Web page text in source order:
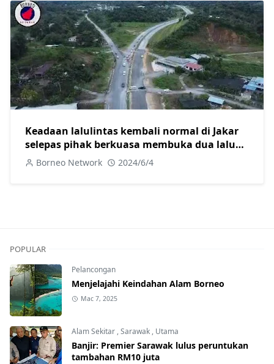
Keadaan lalulintas kembali normal di Jakar
selepas pihak berkuasa membuka dua laluan
di kawasan Pan Borneo berhampiran pekan
Borneo Network 2024/6/4
POPULAR
Pelancongan
Menjelajahi Keindahan Alam Borneo
Mac 7, 2025
Alam Sekitar ,Sarawak , Utama
Banjir: Premier Sarawak lulus peruntukan
tambahan RM10 juta